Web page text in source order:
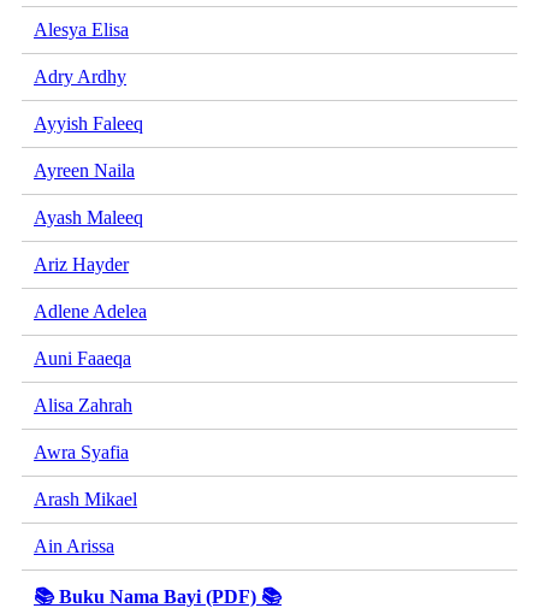
Alesya Elisa
Adry Ardhy
Ayyish Faleeq
Ayreen Naila
Ayash Maleeq
Ariz Hayder
Adlene Adelea
Auni Faaeqa
Alisa Zahrah
Awra Syafia
Arash Mikael
Ain Arissa
📚 Buku Nama Bayi (PDF) 📚